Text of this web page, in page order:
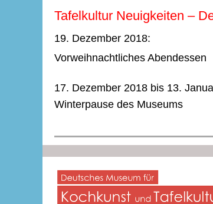
Tafelkultur Neuigkeiten –
19. Dezember 2018:
Vorweihnachtliches Abendessen
17. Dezember 2018 bis 13.
Winterpause des Museums